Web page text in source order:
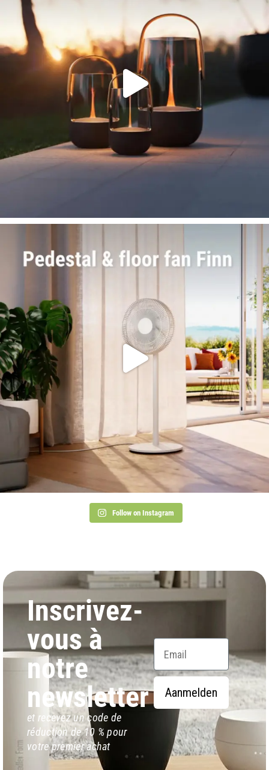
Follow on Instagram
Inscrivez-
vous à
notre
newsletter
et recevez un code de
réduction de 10 % pour
votre premier achat
Email
Aanmelden